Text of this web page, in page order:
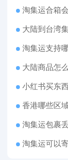
淘集运合箱
大陆到台湾集
淘集运支持
大陆商品怎
小红书买东
香港哪些区
淘集运包裹
淘集运可以